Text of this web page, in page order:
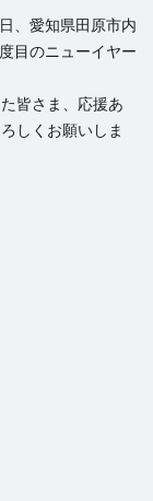
、愛知県田原市内
目のニューイヤー
皆さま、応援あ
しくお願いしま